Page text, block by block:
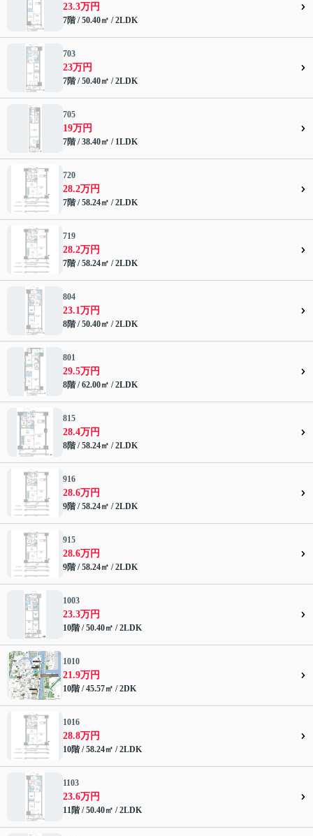
23.3万円
7階 / 50.40㎡ / 2LDK
703
23万円
7階 / 50.40㎡ / 2LDK
705
19万円
7階 / 38.40㎡ / 1LDK
720
28.2万円
7階 / 58.24㎡ / 2LDK
719
28.2万円
7階 / 58.24㎡ / 2LDK
804
23.1万円
8階 / 50.40㎡ / 2LDK
801
29.5万円
8階 / 62.00㎡ / 2LDK
815
28.4万円
8階 / 58.24㎡ / 2LDK
916
28.6万円
9階 / 58.24㎡ / 2LDK
915
28.6万円
9階 / 58.24㎡ / 2LDK
1003
23.3万円
10階 / 50.40㎡ / 2LDK
1010
21.9万円
10階 / 45.57㎡ / 2DK
1016
28.8万円
10階 / 58.24㎡ / 2LDK
1103
23.6万円
11階 / 50.40㎡ / 2LDK